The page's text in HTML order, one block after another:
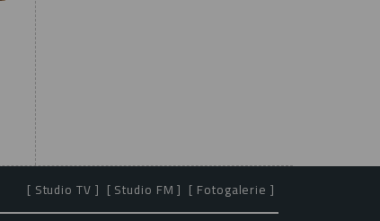
[ Studio TV ] [ Studio FM ] [ Fotogalerie ]